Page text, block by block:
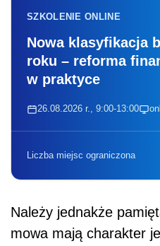
SZKOLENIE ONLINE
Nowa klasyfikacja
roku – reforma
w praktyce
26.08.2026 r., 9:00-13:00
Liczba miejsc ograniczona
Należy jednakże
mowa mają charakter